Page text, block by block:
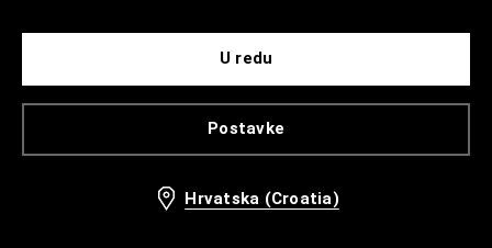
Postavke
U redu
Hrvatska (Croatia)